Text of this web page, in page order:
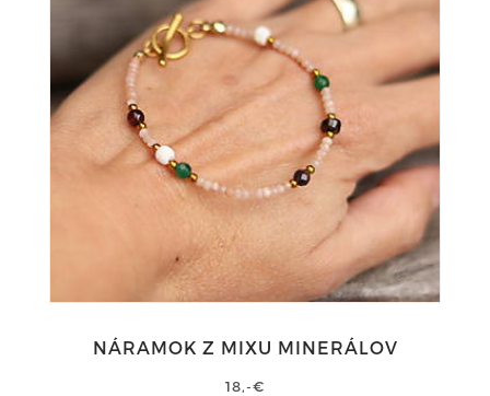
NÁRAMOK Z MIXU MINERÁLOV
18,-€